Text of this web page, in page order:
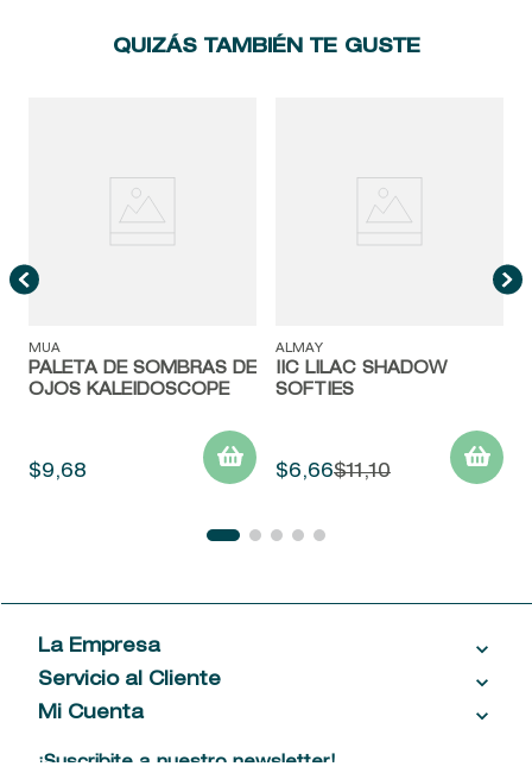
QUIZÁS TAMBIÉN TE GUSTE
MUA
PALETA DE SOMBRAS DE
OJOS KALEIDOSCOPE
$9,68
ALMAY
IIC LILAC SHADOW
SOFTIES
$6,66$11,10
La Empresa
Acerca de las Fragancias
Ventas al por mayor
Servicio al Cliente
Contáctanos
Mi Cuenta
¡Suscribite a nuestro newsletter!